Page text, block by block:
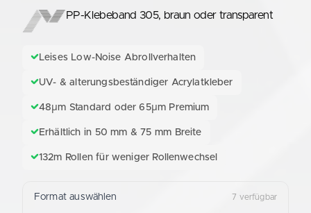
PP-Klebeband 305, braun oder transparent
Leises Low-Noise Abrollverhalten
UV- & alterungsbeständiger Acrylatkleber
48µm Standard oder 65µm Premium
Erhältlich in 50 mm & 75 mm Breite
132m Rollen für weniger Rollenwechsel
Format auswählen 7 verfügbar